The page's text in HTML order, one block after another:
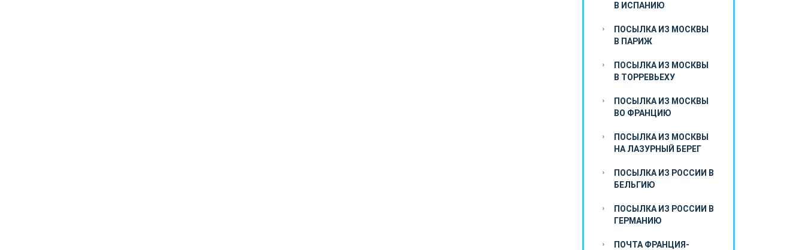
В ИСПАНИЮ
ПОСЫЛКА ИЗ МОСКВЫ
В ПАРИЖ
ПОСЫЛКА ИЗ МОСКВЫ
В ТОРРЕВЬЕХУ
ПОСЫЛКА ИЗ МОСКВЫ
ВО ФРАНЦИЮ
ПОСЫЛКА ИЗ МОСКВЫ
НА ЛАЗУРНЫЙ БЕРЕГ
ПОСЫЛКА ИЗ РОССИИ В
БЕЛЬГИЮ
ПОСЫЛКА ИЗ РОССИИ В
ГЕРМАНИЮ
ПОЧТА ФРАНЦИЯ-